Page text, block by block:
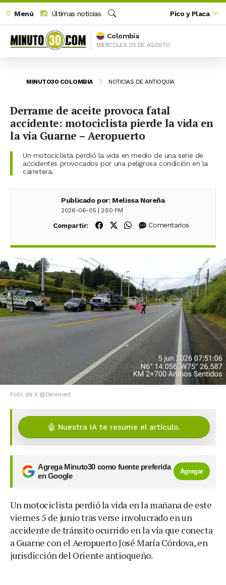
Menú
Últimas noticias
Buscar
Pico y Placa
Colombia
MIERCOLES 05 DE AGOSTO
MINUTO30 COLOMBIA NOTICIAS DE ANTIOQUIA
Derrame de aceite provoca fatal
accidente: motociclista pierde la vida en
la vía Guarne – Aeropuerto
Un motociclista perdió la vida en medio de una serie de
accidentes provocados por una peligrosa condición en la
carretera.
Publicado por: Melissa Noreña
2026-06-05 | 2:50 PM
Compartir: Compartir en Facebook
Compartir en X (Twitter)
Compartir en WhatsApp
Comentarios
Foto de X @Devimed
🤖 Nuestra IA te resume el artículo.
Agrega Minuto30 como fuente preferida
en Google
Agregar
Un motociclista perdió la vida en la mañana de este
viernes 5 de junio tras verse involucrado en un
accidente de tránsito ocurrido en la vía que conecta
a Guarne con el Aeropuerto José María Córdova, en
jurisdicción del Oriente antioqueño.